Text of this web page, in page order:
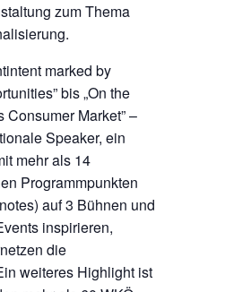
zum Thema
marked by
bis „On the
Consumer Market” –
Speaker, ein
mehr als 14
Programmpunkten
auf 3 Bühnen und
inspirieren,
die
weiteres Highlight ist